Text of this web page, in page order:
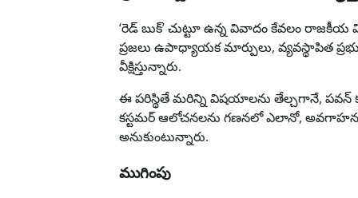
‘రెడ్ బుక్’ చుట్టూ ఉన్న వివాదం కేవలం రాజకీయ
ప్రజలు ఉపాధ్యాయక మార్పులు, వ్యవస్థాపిత
వీక్షిస్తున్నారు.
ఈ పరిస్థితే మరిన్ని విషయాలను తేల్చగానే,
కస్టమర్ ఆలోచనలను గణనలో ఎలానో, అవగాహన
అనుకుంటున్నారు.
ముగింపు